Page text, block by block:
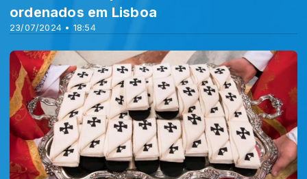
23/07/2024 • 18:54
ordenados em Lisboa